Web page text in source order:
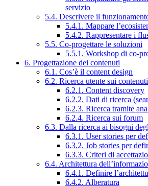
servizio
5.4. Descrivere il
5.4.1. Mappare
5.4.2. Rappresentare i
5.5. Co-progettare le soluzioni
5.5.1. Workshop di co-
6. Progettazione dei contenuti
6.1. Cos’è il content design
6.2. Ricerca utente sui
6.2.1. Content discovery
6.2.2. Dati di ricerca
6.2.3. Ricerca tramite
6.2.4. Ricerca sui forum
6.3. Dalla ricerca ai bisogni
6.3.1. User stories per
6.3.2. Job stories per
6.3.3. Criteri di
6.4. Architettura
6.4.1. Definire
6.4.2. Alberatura